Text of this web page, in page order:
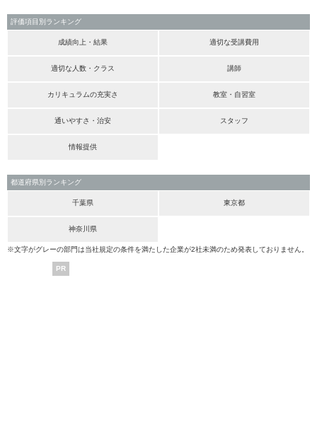
評価項目別ランキング
成績向上・結果 適切な受講費用
適切な人数・クラス 講師
カリキュラムの充実さ 教室・自習室
通いやすさ・治安 スタッフ
情報提供
都道府県別ランキング
千葉県 東京都
神奈川県
※文字がグレーの部門は当社規定の条件を満たした企業が2社未満のため発表しておりません。
PR